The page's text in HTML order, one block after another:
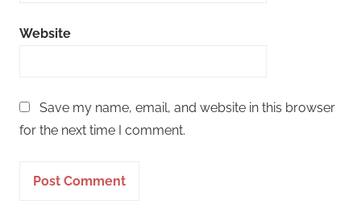
Website
Save my name, email, and website in this browser
for the next time I comment.